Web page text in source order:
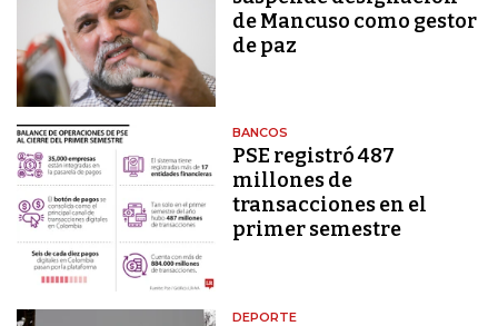
de Mancuso como gestor
de paz
BANCOS
PSE registró 487
millones de
transacciones en el
primer semestre
DEPORTE